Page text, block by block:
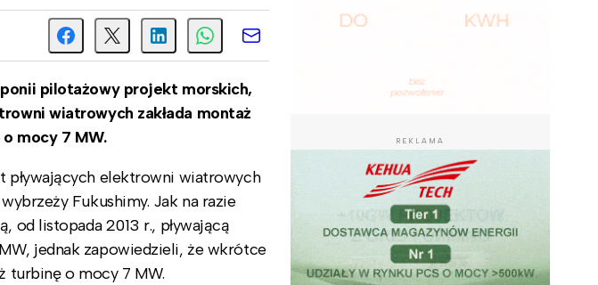
pilotażowy projekt morskich,
wiatrowych zakłada montaż
mocy 7 MW.
pływających elektrowni wiatrowych
Fukushimy. Jak na razie
od listopada 2013 r., pływającą
jednak zapowiedzieli, że wkrótce
turbinę o mocy 7 MW.
REKLAMA